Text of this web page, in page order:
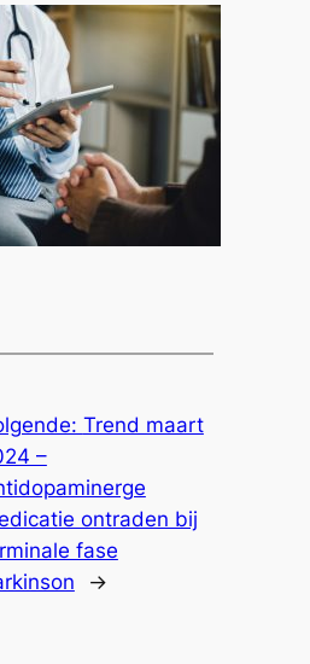
Trend maart
–
ontraden bij
fase
→